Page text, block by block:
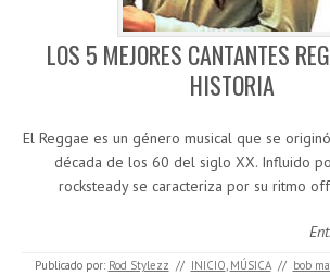
LOS 5 MEJORES CANTANTES
HISTORIA
El Reggae es un género musical que se
década de los 60 del siglo XX. Influido
rocksteady se caracteriza por su ritmo
Publicado por: Rod Stylezz // INICIO, MÚSICA // bob